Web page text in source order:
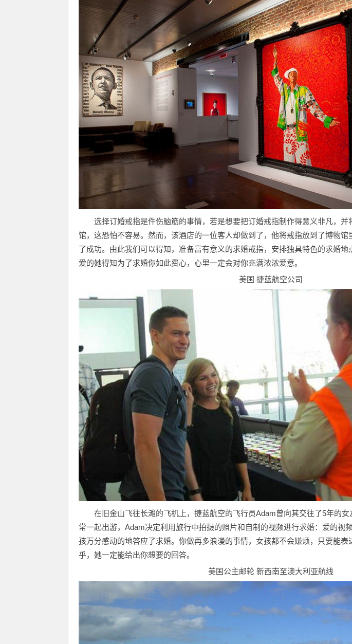
选择订婚戒指是件伤脑筋的事情，若是想要把订婚戒指制作得意义非凡，并
馆，这恐怕不容易。然而，该酒店的一位客人却做到了，他将戒指放到了博物馆
了成功。由此我们可以得知，准备富有意义的求婚戒指，安排独具特色的求婚
爱的她得知为了求婚你如此费心，心里一定会对你充满浓浓爱意。
美国 捷蓝航空公司
在旧金山飞往长滩的飞机上，捷蓝航空的飞行员Adam曾向其交往了5年的
常一起出游，Adam决定利用旅行中拍摄的照片和自制的视频进行求婚：爱的视
孩万分感动的地答应了求婚。你做再多浪漫的事情，女孩都不会嫌烦，只要能表
乎，她一定能给出你想要的回答。
美国公主邮轮 新西南至澳大利亚航线